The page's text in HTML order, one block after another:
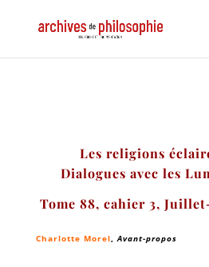
Les religions
Dialogues avec les
Tome 88, cahier 3,
Charlotte Morel,Avant-propos